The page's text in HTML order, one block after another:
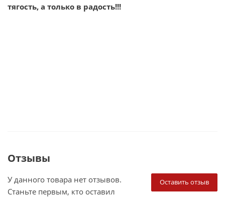
тягость, а только в радость!!!
Отзывы
Оставить отзыв
У данного товара нет отзывов.
Станьте первым, кто оставил